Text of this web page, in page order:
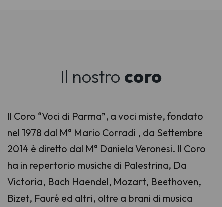
Il nostro coro
Il Coro “Voci di Parma”, a voci miste, fondato
nel 1978 dal M° Mario Corradi , da Settembre
2014 è diretto dal M° Daniela Veronesi. Il Coro
ha in repertorio musiche di Palestrina, Da
Victoria, Bach Haendel, Mozart, Beethoven,
Bizet, Fauré ed altri, oltre a brani di musica